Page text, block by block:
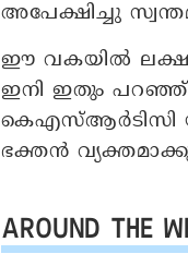
അപേക്ഷിച്ചു
ഈ വകയില്‍
ഇനി ഇതും പറഞ്ഞ്
കെഎസ്ആര്‍ടിസി
ഭക്തന്‍
AROUND THE